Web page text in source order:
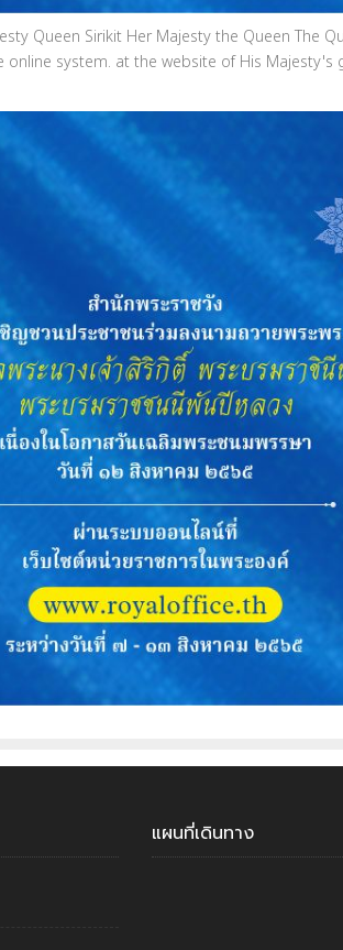
Queen Sirikit Her Majesty the Queen The
system. at the website of His Majesty's
แผนที่เดินทาง